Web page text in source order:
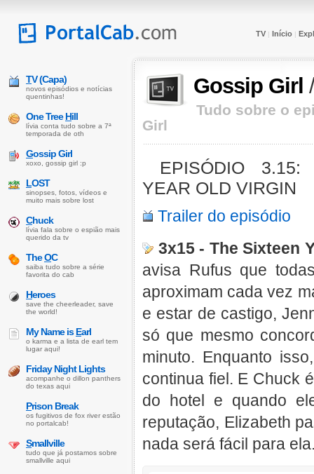
TV | Início |
Gossip Girl
Tudo sobre o
Girl
EPISÓDIO 3.15:
YEAR OLD VIRGIN
Trailer do episódio
3x15 - The Sixteen
avisa Rufus que
aproximam cada vez
e estar de castigo,
só que mesmo
minuto. Enquanto
continua fiel. E Chuck
do hotel e quando
reputação, Elizabeth
nada será fácil para
TV (Capa)
novos episódios e notícias
quentinhas!
One TreeHill
lívia conta tudo sobre a 7ª
temporada de oth
Gossip Girl
xoxo, gossip girl :p
LOST
sinopses, fotos, vídeos e
muito mais sobre lost
Chuck
lívia fala sobre o espião mais
querido da tv
TheOC
saiba tudo sobre a série
favorita do cab
Heroes
save the cheerleader, save
the world!
My Name isEarl
o karma e a lista de earl tem
lugar aqui!
Friday Night Lights
acompanhe o dillon panthers
do texas aqui
Prison Break
os fugitivos de fox river estão
no portalcab!
Smallville
tudo que já postamos sobre
smallville aqui